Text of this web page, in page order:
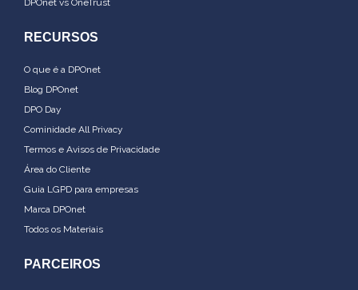
RECURSOS
O que é a DPOnet
Blog DPOnet
DPO Day
Cominidade All Privacy
Termos e Avisos de Privacidade
Área do Cliente
Guia LGPD para empresas
Marca DPOnet
Todos os Materiais
PARCEIROS